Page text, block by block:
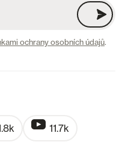
ochrany osobních údajů.
11.7k